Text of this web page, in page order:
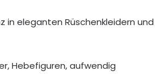
in eleganten Rüschenkleidern und
Hebefiguren, aufwendig